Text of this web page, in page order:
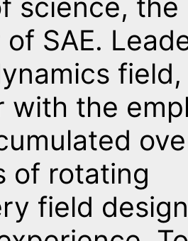
science, the
SAE.
with the
of rotating
field